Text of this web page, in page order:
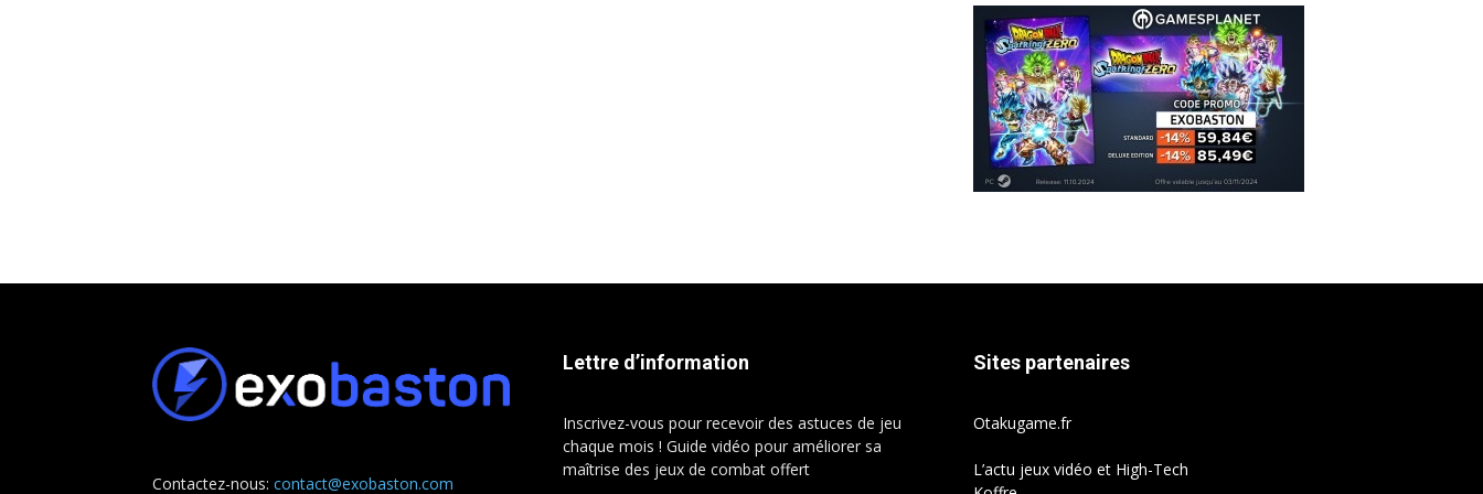
Contactez-nous: contact@exobaston.com
Lettre d’information
Inscrivez-vous pour recevoir des astuces de jeu
chaque mois ! Guide vidéo pour améliorer sa
maîtrise des jeux de combat offert
Sites partenaires
Otakugame.fr
L’actu jeux vidéo et High-Tech